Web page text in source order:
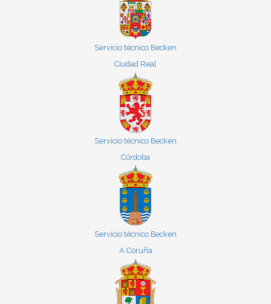
Servicio técnico Becken
Ciudad Real
Servicio técnico Becken
Córdoba
Servicio técnico Becken
A Coruña